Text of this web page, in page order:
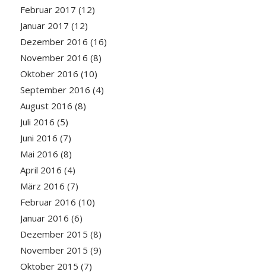
Februar 2017 (12)
Januar 2017 (12)
Dezember 2016 (16)
November 2016 (8)
Oktober 2016 (10)
September 2016 (4)
August 2016 (8)
Juli 2016 (5)
Juni 2016 (7)
Mai 2016 (8)
April 2016 (4)
März 2016 (7)
Februar 2016 (10)
Januar 2016 (6)
Dezember 2015 (8)
November 2015 (9)
Oktober 2015 (7)